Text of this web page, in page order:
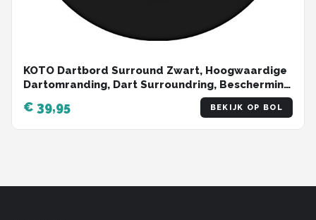
KOTO Dartbord Surround Zwart, Hoogwaardige
Dartomranding, Dart Surroundring, Bescherming
Pijlen & Muren, Gemakkelijk te bevestigen
€ 39,95 BEKIJK OP BOL